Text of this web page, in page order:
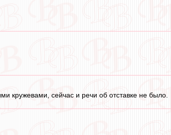
кружевами, сейчас и речи об отставке не было.